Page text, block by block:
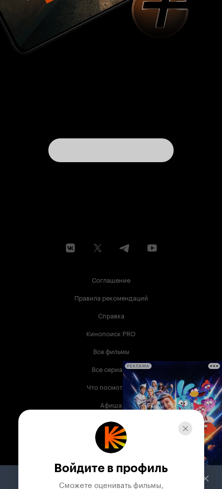
Соглашение
Правила рекомендаций
Справка
Кинопоиск PRO
Все фильмы
Все сериалы
Что посмотреть
Афиша
Музыка
Телепрограмма
Служба поддержки
РЕКЛАМА
Войдите в профиль
Сможете оценивать фильмы,